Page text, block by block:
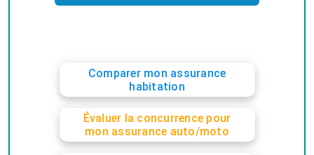
Comparer mon assurance
habitation
Évaluer la concurrence pour
mon assurance auto/moto